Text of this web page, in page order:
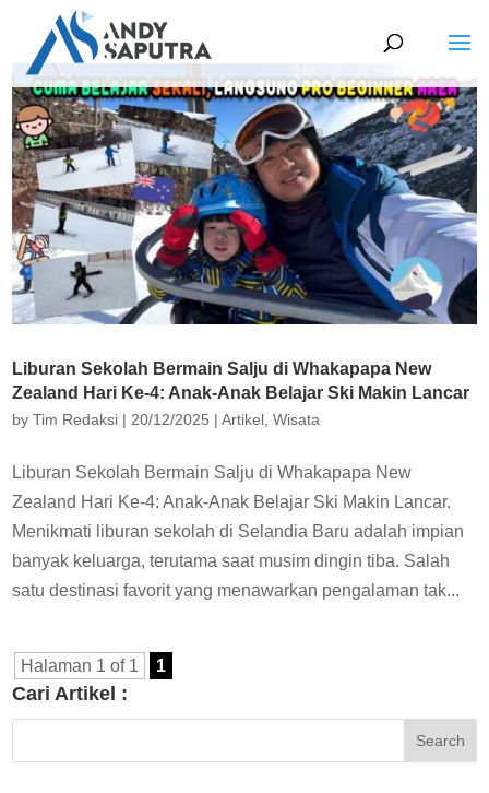
Liburan Sekolah Bermain Salju di Whakapapa New
Zealand Hari Ke-4: Anak-Anak Belajar Ski Makin Lancar
byTim Redaksi |20/12/2025 |Artikel,Wisata
Liburan Sekolah Bermain Salju di Whakapapa New
Zealand Hari Ke-4: Anak-Anak Belajar Ski Makin Lancar.
Menikmati liburan sekolah di Selandia Baru adalah impian
banyak keluarga, terutama saat musim dingin tiba. Salah
satu destinasi favorit yang menawarkan pengalaman tak...
Halaman 1 of 1 1
Cari Artikel :